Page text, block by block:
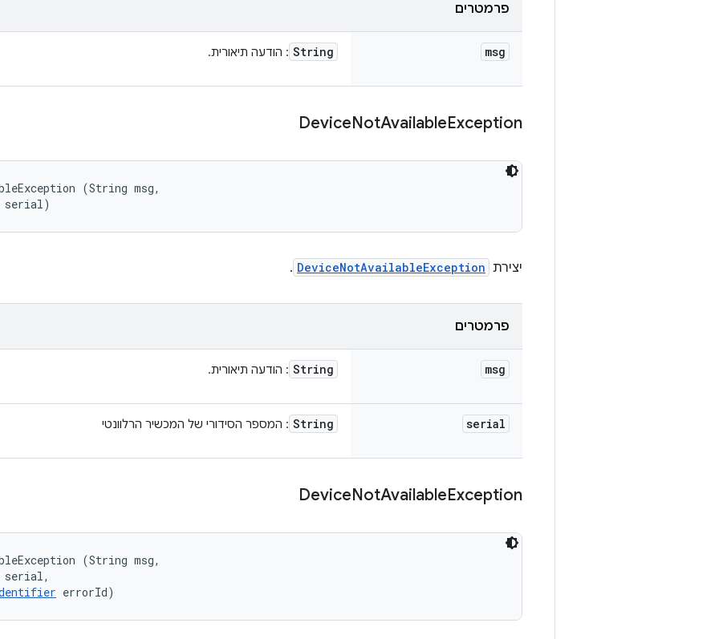
פרמטרים
msg
String : הודעה תיאורית.
DeviceNotAvailableException
(String msg,
serial)
יצירת DeviceNotAvailableException
.
פרמטרים
msg
String : הודעה תיאורית.
serial
String : המספר הסידורי של המכשיר הרלוונטי
DeviceNotAvailableException
(String msg,
serial,
errorId)